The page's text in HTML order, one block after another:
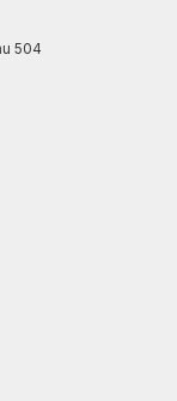
504